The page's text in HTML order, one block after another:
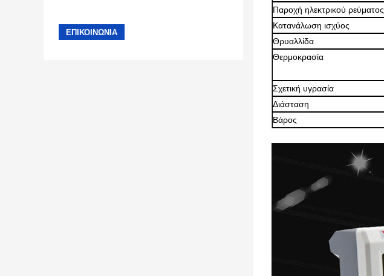
Παροχή ηλεκτρικού ρεύματος
Κατανάλωση ισχύος
Θρυαλλίδα
Θερμοκρασία
Σχετική υγρασία
Διάσταση
Βάρος